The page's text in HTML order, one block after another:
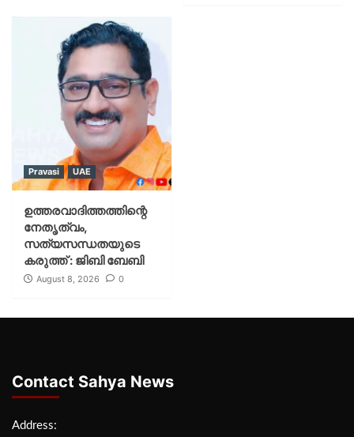
Pravasi UAE
ഉത്തരവാദിത്തത്തിന്റെ
നേതൃത്വം,
സത്യസന്ധതയുടെ
കരുത്ത് : ജിബി ബേബി
August 8, 2026 0
Contact Sahya News
Address: